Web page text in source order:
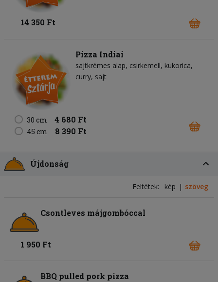
14 350 Ft
Pizza Indiai
sajtkrémes alap csirkemell kukorica
curry sajt
30 cm 4 680 Ft
45 cm 8 390 Ft
Újdonság
Feltétek: kép szöveg
Csontleves májgombóccal
1 950 Ft
BBQ pulled pork pizza